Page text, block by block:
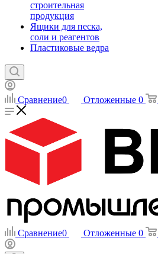
строительная
продукция
Ящики для песка,
соли и реагентов
Пластиковые ведра
Сравнение0 Отложенные 0
Сравнение0 Отложенные 0